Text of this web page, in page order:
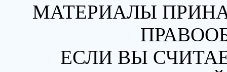
МАТЕРИАЛЫ
ЕСЛИ ВЫ